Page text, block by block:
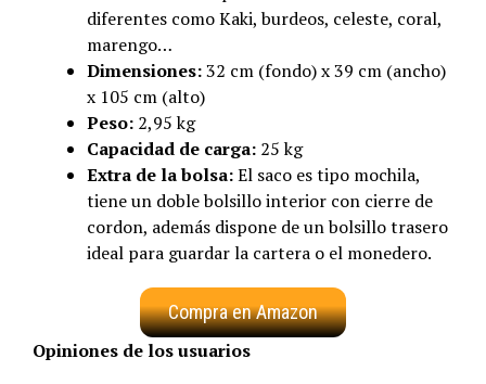
diferentes como Kaki, burdeos, celeste, coral,
marengo…
Dimensiones:32 cm (fondo) x 39 cm (ancho)
x 105 cm (alto)
Peso: 2,95 kg
Capacidad de carga: 25 kg
Extra de la bolsa:El saco es tipo mochila,
tiene un doble bolsillo interior con cierre de
cordon, además dispone de un bolsillo trasero
ideal para guardar la cartera o el monedero.
Compra en Amazon
Opiniones de los usuarios